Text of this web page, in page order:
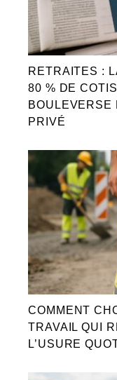
RETRAITES :
80 % DE
BOULEVERSE
PRIVÉ
COMMENT
TRAVAIL QUI
L’USURE